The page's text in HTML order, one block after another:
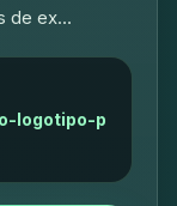
de ex…
logotipo-p